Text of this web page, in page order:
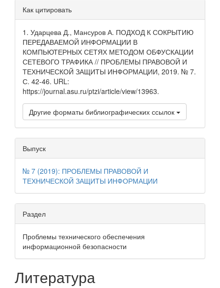
Детали
статьи
Как цитировать
1. Ударцева Д., Мансуров А. ПОДХОД К СОКРЫТИЮ
ПЕРЕДАВАЕМОЙ ИНФОРМАЦИИ В
КОМПЬЮТЕРНЫХ СЕТЯХ МЕТОДОМ ОБФУСКАЦИИ
СЕТЕВОГО ТРАФИКА // ПРОБЛЕМЫ ПРАВОВОЙ И
ТЕХНИЧЕСКОЙ ЗАЩИТЫ ИНФОРМАЦИИ, 2019. № 7.
С. 42-46. URL:
https://journal.asu.ru/ptzi/article/view/13963.
Другие форматы библиографических ссылок
Выпуск
№ 7 (2019): ПРОБЛЕМЫ ПРАВОВОЙ И
ТЕХНИЧЕСКОЙ ЗАЩИТЫ ИНФОРМАЦИИ
Раздел
Проблемы технического обеспечения
информационной безопасности
Литература